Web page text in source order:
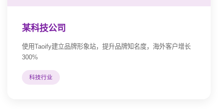
某科技公司
使用Taoify建立品牌形象站，提升品牌知名度，海外客户增长
300%
科技行业